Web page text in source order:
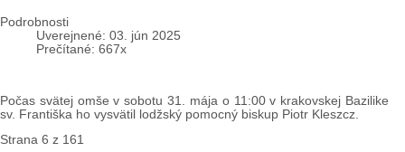
Podrobnosti
Uverejnené: 03. jún 2025
Prečítané: 667x
Počas svätej omše v sobotu 31. mája o 11:00 v krakovskej Bazilike
sv. Františka ho vysvätil lodžský pomocný biskup Piotr Kleszcz.
Strana 6 z 161